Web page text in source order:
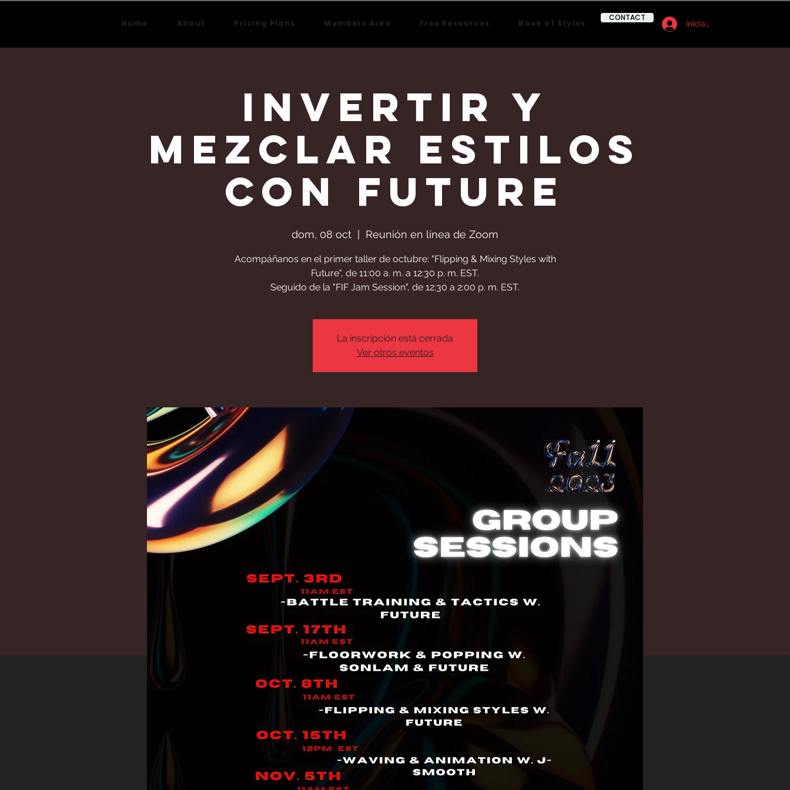
Home About Pricing Plans Members Area Free Resources Book of Styles
CONTACT
Iniciar sesión
Invertir y
mezclar estilos
con Future
dom, 08 oct Reunión en línea de Zoom
Acompáñanos en el primer taller de octubre: "Flipping & Mixing Styles with
Future", de 11:00 a. m. a 12:30 p. m. EST.
Seguido de la "FIF Jam Session", de 12:30 a 2:00 p. m. EST.
La inscripción está cerrada
Ver otros eventos